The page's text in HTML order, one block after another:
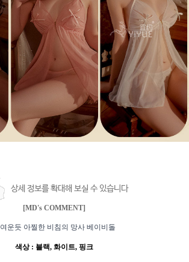
상세 정보를 확대해 보실 수 있습니다
[MD's COMMENT]
운듯 아찔한 비침의 망사 베이비돌
색상: 블랙, 화이트, 핑크